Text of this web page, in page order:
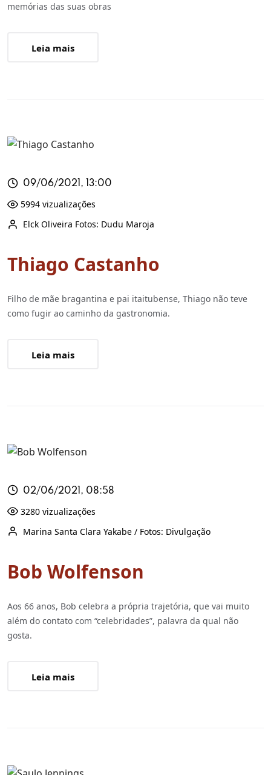
memórias das suas obras
Leia mais
09/06/2021, 13:00
5994 vizualizações
Elck Oliveira Fotos: Dudu Maroja
Thiago Castanho
Filho de mãe bragantina e pai itaitubense, Thiago não teve
como fugir ao caminho da gastronomia.
Leia mais
02/06/2021, 08:58
3280 vizualizações
Marina Santa Clara Yakabe / Fotos: Divulgação
Bob Wolfenson
Aos 66 anos, Bob celebra a própria trajetória, que vai muito
além do contato com “celebridades”, palavra da qual não
gosta.
Leia mais